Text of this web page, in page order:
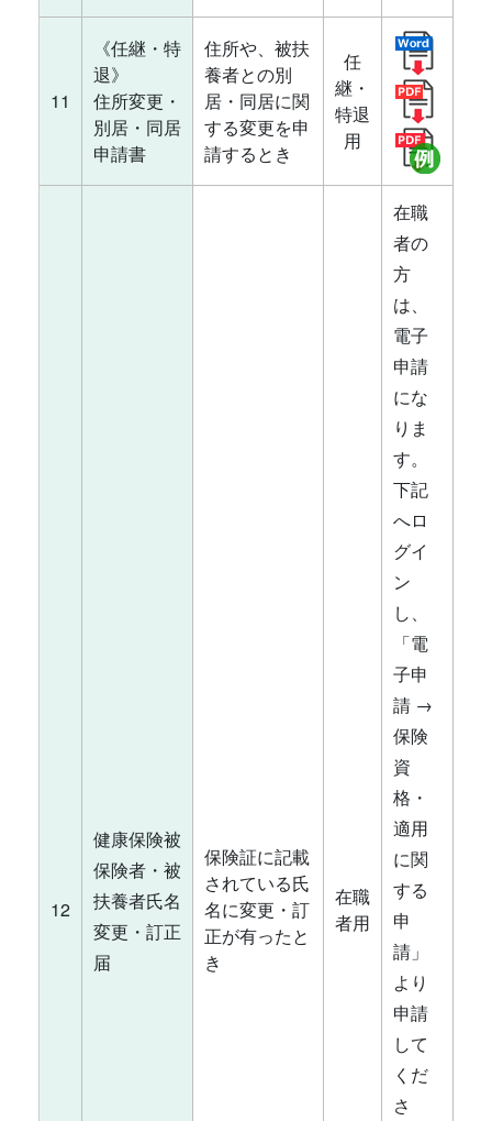
11
《任継・特
退》
住所変更・
別居・同居
申請書
住所や、被扶
養者との別
居・同居に関
する変更を申
請するとき
任
継・
特退
用
12
健康保険被
保険者・被
扶養者氏名
変更・訂正
届
保険証に記載
されている氏
名に変更・訂
正が有ったと
き
在職
者用
在職
者の
方
は、
電子
申請
にな
りま
す。
下記
へロ
グイ
ン
し、
「電
子申
請 →
保険
資
格・
適用
に関
する
申
請」
より
申請
して
くだ
さ